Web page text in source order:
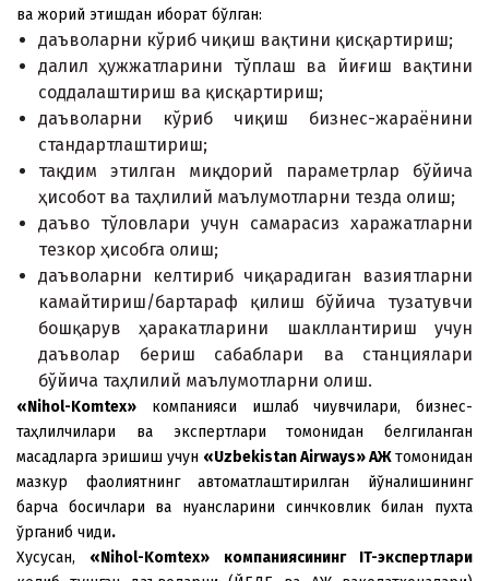
ва жорий этишдан иборат бўлган:
даъволарни кўриб чиқиш вақтини қисқартириш;
далил ҳужжатларини тўплаш ва йиғиш вақтини
соддалаштириш ва қисқартириш;
даъволарни кўриб чиқиш бизнес-жараёнини
стандартлаштириш;
тақдим этилган миқдорий параметрлар бўйича
ҳисобот ва таҳлилий маълумотларни тезда олиш;
даъво тўловлари учун самарасиз xаражатларни
тезкор ҳисобга олиш;
даъволарни келтириб чиқарадиган вазиятларни
камайтириш/бартараф қилиш бўйича тузатувчи
бошқарув ҳаракатларини шакллантириш учун
даъволар бериш сабаблари ва станциялари
бўйича таҳлилий маълумотларни олиш.
«Nihol-Komtex» компанияси ишлаб чиқувчилари, бизнес-
таҳлилчилари ва экспертлари томонидан белгиланган
мақсадларга эришиш учун «UzbekistanAirways»АЖтомонидан
мазкур фаолиятнинг автоматлаштирилган йўналишининг
барча босқичлари ва нуансларини синчковлик билан пуxта
ўрганиб чиқди.
Xусусан, «Nihol-Komtex» компаниясининг IT-экспертлари